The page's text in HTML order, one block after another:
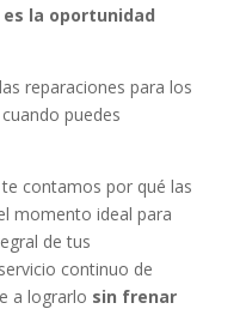
la oportunidad
reparaciones para los
puedes
te contamos por qué las
momento ideal para
de tus
continuo de
a lograrlo sin frenar